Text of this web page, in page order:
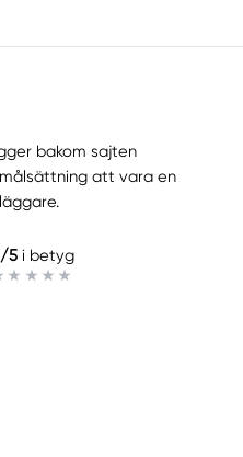
bakom sajten
att vara en
5i betyg